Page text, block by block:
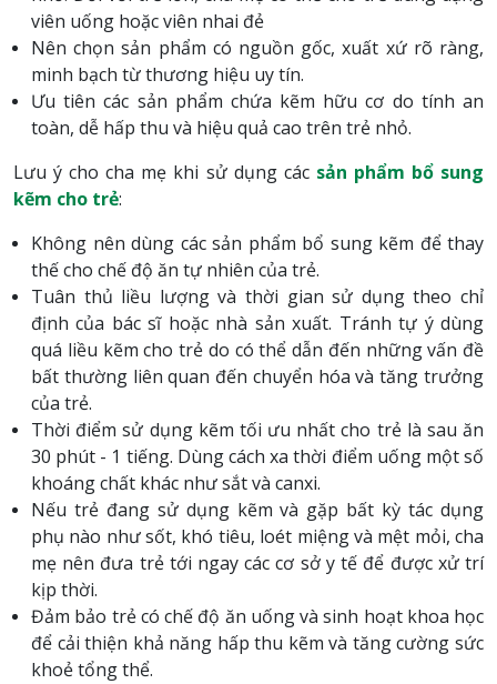
viên uống hoặc viên nhai đẻ
Nên chọn sản phẩm có nguồn gốc, xuất xứ rõ ràng,
minh bạch từ thương hiệu uy tín.
Ưu tiên các sản phẩm chứa kẽm hữu cơ do tính an
toàn, dễ hấp thu và hiệu quả cao trên trẻ nhỏ.
Lưu ý cho cha mẹ khi sử dụng các sản phẩm bổ sung
kẽm cho trẻ:
Không nên dùng các sản phẩm bổ sung kẽm để thay
thế cho chế độ ăn tự nhiên của trẻ.
Tuân thủ liều lượng và thời gian sử dụng theo chỉ
định của bác sĩ hoặc nhà sản xuất. Tránh tự ý dùng
quá liều kẽm cho trẻ do có thể dẫn đến những vấn đề
bất thường liên quan đến chuyển hóa và tăng trưởng
của trẻ.
Thời điểm sử dụng kẽm tối ưu nhất cho trẻ là sau ăn
30 phút - 1 tiếng. Dùng cách xa thời điểm uống một số
khoáng chất khác như sắt và canxi.
Nếu trẻ đang sử dụng kẽm và gặp bất kỳ tác dụng
phụ nào như sốt, khó tiêu, loét miệng và mệt mỏi, cha
mẹ nên đưa trẻ tới ngay các cơ sở y tế để được xử trí
kịp thời.
Đảm bảo trẻ có chế độ ăn uống và sinh hoạt khoa học
để cải thiện khả năng hấp thu kẽm và tăng cường sức
khoẻ tổng thể.